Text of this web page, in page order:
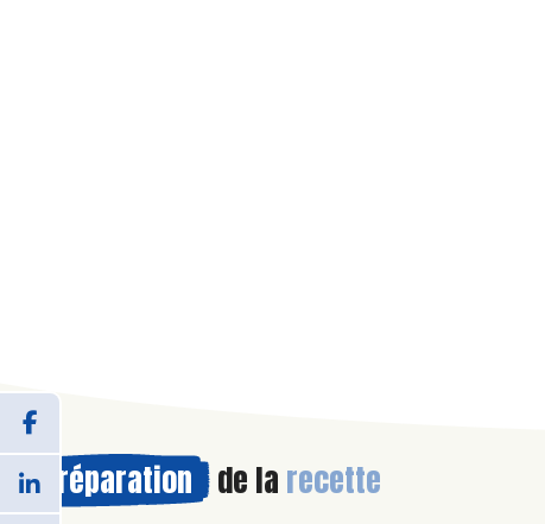
Préparation de la recette